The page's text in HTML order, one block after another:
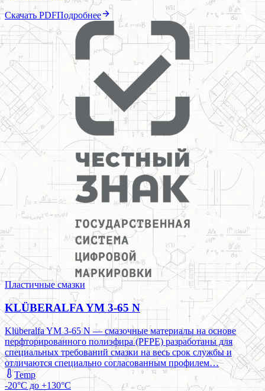
Скачать PDFПодробнее
Пластичные смазки
KLÜBERALFA YM 3-65 N
Klüberalfa YM 3-65 N — смазочные материалы на основе
перфторированного полиэфира (PFPE) разработаны для
специальных требований смазки на весь срок службы и
отличаются специально согласованным профилем…
Temp
-20°C до +130°C